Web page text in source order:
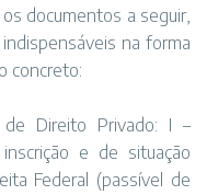
documentos a seguir,
na forma
concreto:
de Direito Privado: I –
e de situação
Federal (passível de